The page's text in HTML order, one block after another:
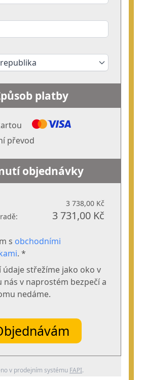
platby
převod
objednávky
3 738,00 Kč
3 731,00 Kč
s obchodními
. *
údaje střežíme jako oko v
nás v naprostém bezpečí a
nedáme.
v prodejním systému FAPI.